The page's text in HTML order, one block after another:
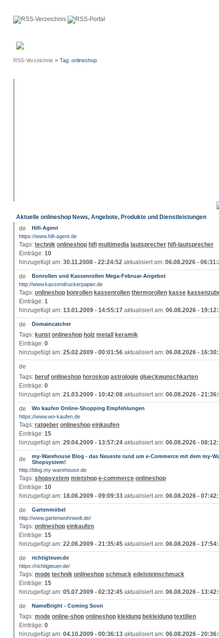
RSS-Verzeichnis » Tag: onlineshop
Aktuelle onlineshop News, Angebote, Produkte und Dienstleistungen
Hifi-Agent
https://www.hifi-agent.de
Tags: technik onlineshop hifi multimedia lautsprecher hifi-lautsprecher
Einträge: 10
hinzugefügt am: 30.11.2008 - 22:24:52 aktualisiert am: 06.08.2026 -
Bonrollen und Kassenrollen Mega-Februar-Angebot
http://www.kassendruckerpapier.de
Tags: onlineshop bonrollen kassenrollen thermorollen kasse
Einträge: 1
hinzugefügt am: 13.01.2009 - 14:55:17 aktualisiert am: 06.08.2026 -
Domaincatcher
Tags: kunst onlineshop holz metall
keramik
Einträge: 0
hinzugefügt am: 25.02.2009 - 00:01:56 aktualisiert am: 06.08.2026 -
Tags: beruf onlineshop horoskop astrologie glueckwunschkarten
Einträge: 0
hinzugefügt am: 21.03.2009 - 10:42:08 aktualisiert am: 06.08.2026 -
Wo kaufen Online-Shopping Empfehlungen
https://www.wo-kaufen.de
Tags: ratgeber onlineshop einkaufen
Einträge: 15
hinzugefügt am: 29.04.2009 - 13:57:24 aktualisiert am: 06.08.2026 -
my-Warehouse Blog - das Neueste rund um e-Commerce mit dem my-
Shopsystem!
http://blog.my-warehouse.de
Tags: shopsystem mietshop e-commerce onlineshop
Einträge: 10
hinzugefügt am: 18.06.2009 - 09:09:33 aktualisiert am: 06.08.2026 -
Gartenmöbel
http://www.gartenwohnwelt.de/
Tags: onlineshop einkaufen
Einträge: 15
hinzugefügt am: 22.06.2009 - 21:35:45 aktualisiert am: 06.08.2026 -
richtigteuer.de
https://richtigteuer.de/
Tags: mode technik onlineshop schmuck edelsteinschmuck
Einträge: 15
hinzugefügt am: 05.07.2009 - 02:32:45 aktualisiert am: 06.08.2026 -
NameBright - Coming Soon
Tags: mode online-shop onlineshop kleidung bekleidung textilien
Einträge: 0
hinzugefügt am: 04.10.2009 - 00:36:13 aktualisiert am: 06.08.2026 -